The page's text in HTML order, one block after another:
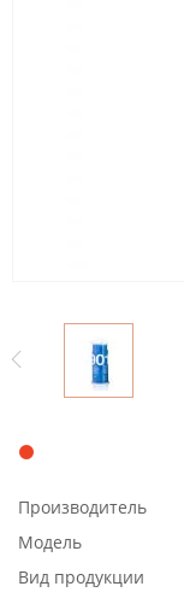
Производитель
Модель
Вид продукции